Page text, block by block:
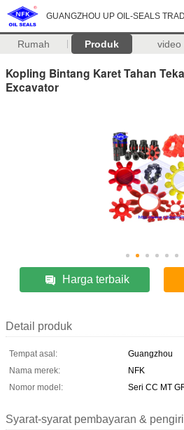
GUANGZHOU UP OIL-SEALS
Rumah Produk video
Kopling Bintang Karet Tahan
Excavator
Harga terbaik
Detail produk
Tempat asal:
Guangzhou
Nama merek:
NFK
Nomor model:
Seri CC MT
Syarat-syarat pembayaran &